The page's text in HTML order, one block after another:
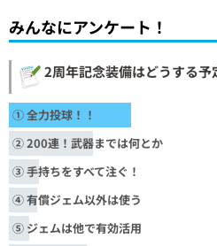
みんなにアンケート！
2周年記念装備はどうする予
① 全力投球！！
② 200連！武器までは何とか
③ 手持ちをすべて注ぐ！
④ 有償ジェム以外は使う
⑤ ジェムは他で有効活用